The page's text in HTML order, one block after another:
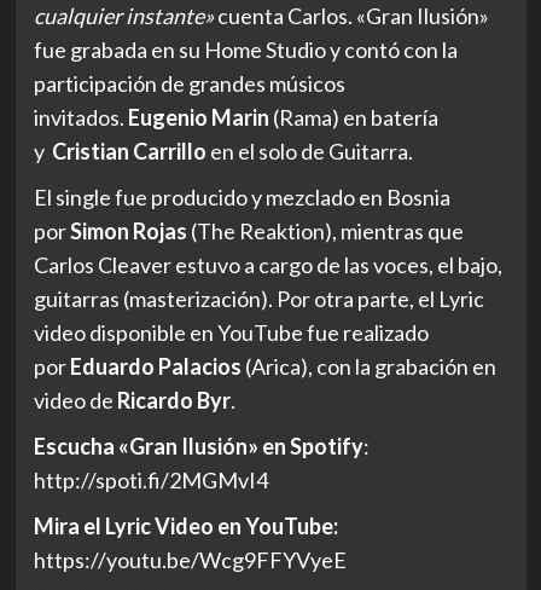
cualquier instante»cuenta Carlos. «Gran Ilusión»
fue grabada en su Home Studio y contó con la
participación de grandes músicos
invitados. Eugenio Marin (Rama) en batería
y Cristian Carrillo en el solo de Guitarra.
El single fue producido y mezclado en Bosnia
porSimon Rojas (The Reaktion), mientras que
Carlos Cleaver estuvo a cargo de las voces, el bajo,
guitarras (masterización). Por otra parte, el Lyric
video disponible en YouTube fue realizado
porEduardo Palacios (Arica), con la grabación en
video de Ricardo Byr.
Escucha «Gran Ilusión» en Spotify:
http://spoti.fi/2MGMvI4
Mira el Lyric Video en YouTube:
https://youtu.be/Wcg9FFYVyeE